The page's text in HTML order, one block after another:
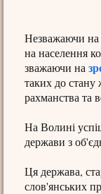
Незважаючи на
на населення
зважаючи на
таких до стану
рахманства та
На Волині
держави з
Ця держава,
слов'янських